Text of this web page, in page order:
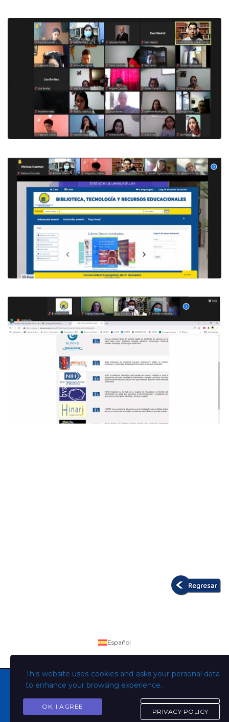
Copyright © Todos los derechos son de la Universidad
This website uses cookies and asks your personal data
to enhance your browsing experience.
OK, I AGREE
PRIVACY POLICY
Español